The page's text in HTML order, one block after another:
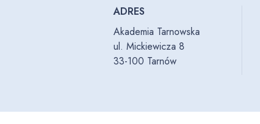
ADRES
Akademia Tarnowska
ul. Mickiewicza 8
33-100 Tarnów